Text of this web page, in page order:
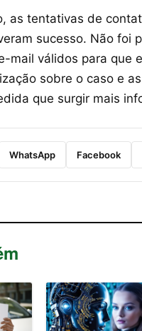
as tentativas de
sucesso. Não foi
mail válidos para que
sobre o caso e
que surgir mais
WhatsApp Facebook